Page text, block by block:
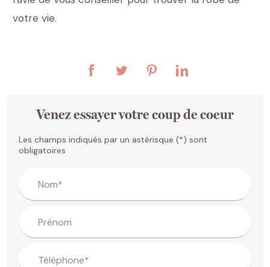
votre vie.
Venez essayer votre coup de coeur
Les champs indiqués par un astérisque (*) sont
obligatoires
Nom*
Prénom
Téléphone*